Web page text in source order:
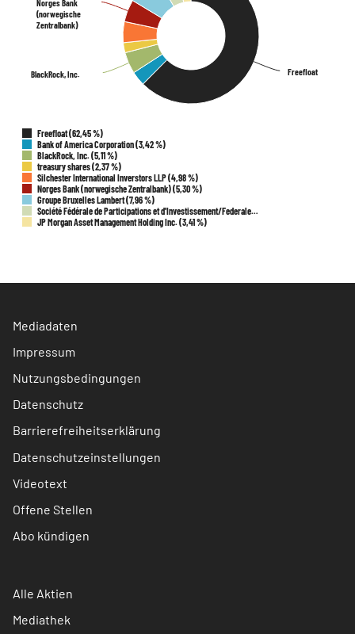
Freefloat
Freefloat
BlackRock, Inc.
BlackRock, Inc.
Norges Bank
(norwegische
Zentralbank)
Norges Bank
(norwegische
Zentralbank)
Freefloat (62,45 %)
Bank of America Corporation (3,42 %)
BlackRock, Inc. (5,11 %)
treasury shares (2,37 %)
Silchester International Inverstors LLP (4,98 %)
Norges Bank (norwegische Zentralbank) (5,30 %)
Groupe Bruxelles Lambert (7,96 %)
Société Fédérale de Participations et d'Investissement/Federale…
JP Morgan Asset Management Holding Inc. (3,41 %)
Mediadaten
Impressum
Nutzungsbedingungen
Datenschutz
Barrierefreiheitserklärung
Datenschutzeinstellungen
Videotext
Offene Stellen
Abo kündigen
Alle Aktien
Mediathek